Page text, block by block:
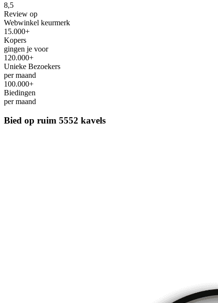
8,5
Review op
Webwinkel keurmerk
15.000+
Kopers
gingen je voor
120.000+
Unieke Bezoekers
per maand
100.000+
Biedingen
per maand
Bied op ruim 5552 kavels